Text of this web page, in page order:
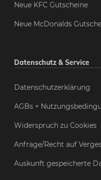
Neue KFC Gutscheine
Neue McDonalds
Datenschutz & Service
Datenschutzerklärung
AGBs +
Widerspruch zu Cookies
Anfrage/Recht auf
Auskunft gespeicherte